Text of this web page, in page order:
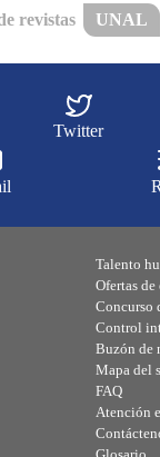
revistas UNAL
Twitter
Talento
Ofertas de
Concurso
Control
Buzón de
Mapa del
FAQ
Atención